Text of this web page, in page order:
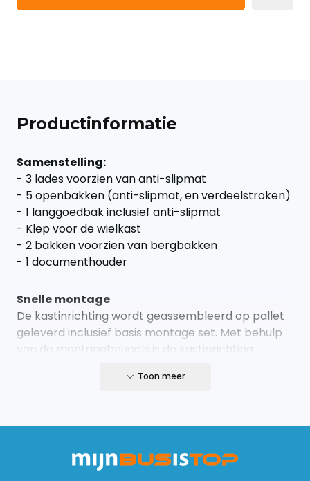
Productinformatie
Samenstelling:
- 3 lades voorzien van anti-slipmat
- 5 openbakken (anti-slipmat, en verdeelstroken)
- 1 langgoedbak inclusief anti-slipmat
- Klep voor de wielkast
- 2 bakken voorzien van bergbakken
- 1 documenthouder
Snelle montage
De kastinrichting wordt geassembleerd op pallet
geleverd inclusief basis montage set. Met behulp
van de montagebeugels is de kastinrichting
laadvloer. Wij adviseren altijd een 12mm laadvloer.
Toon meer